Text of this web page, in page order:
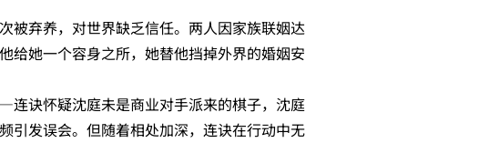
被弃养，对世界缺乏信任。两人因家族联姻达
她一个容身之所，她替他挡掉外界的婚姻安
诀怀疑沈庭未是商业对手派来的棋子，沈庭
引发误会。但随着相处加深，连诀在行动中无